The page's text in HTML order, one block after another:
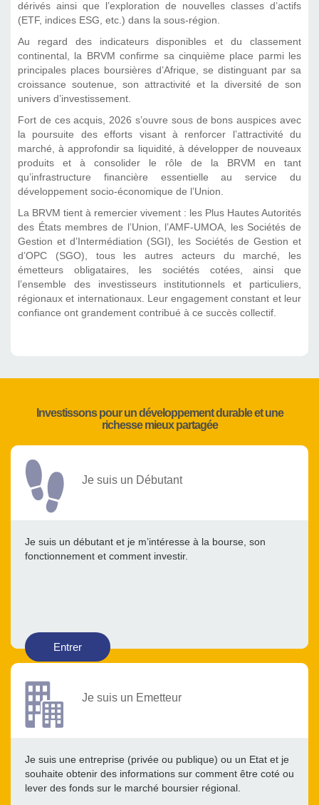
dérivés ainsi que l’exploration de nouvelles classes d’actifs
(ETF, indices ESG, etc.) dans la sous-région.
Au regard des indicateurs disponibles et du classement
continental, la BRVM confirme sa cinquième place parmi les
principales places boursières d’Afrique, se distinguant par sa
croissance soutenue, son attractivité et la diversité de son
univers d’investissement.
Fort de ces acquis, 2026 s’ouvre sous de bons auspices avec
la poursuite des efforts visant à renforcer l’attractivité du
marché, à approfondir sa liquidité, à développer de nouveaux
produits et à consolider le rôle de la BRVM en tant
qu’infrastructure financière essentielle au service du
développement socio-économique de l’Union.
La BRVM tient à remercier vivement : les Plus Hautes Autorités
des États membres de l’Union, l’AMF-UMOA, les Sociétés de
Gestion et d’Intermédiation (SGI), les Sociétés de Gestion et
d’OPC (SGO), tous les autres acteurs du marché, les
émetteurs obligataires, les sociétés cotées, ainsi que
l’ensemble des investisseurs institutionnels et particuliers,
régionaux et internationaux. Leur engagement constant et leur
confiance ont grandement contribué à ce succès collectif.
Investissons pour un développement durable et une
richesse mieux partagée
Je suis un Débutant
Je suis un débutant et je m’intéresse à la bourse, son
fonctionnement et comment investir.
Entrer
Je suis un Emetteur
Je suis une entreprise (privée ou publique) ou un Etat et je
souhaite obtenir des informations sur comment être coté ou
lever des fonds sur le marché boursier régional.